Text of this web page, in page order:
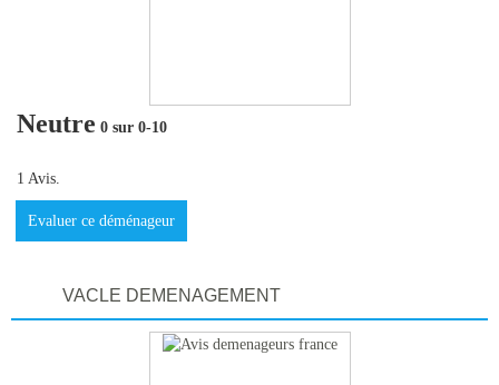
Neutre 0 sur 0-10
1 Avis.
Evaluer ce déménageur
VACLE DEMENAGEMENT